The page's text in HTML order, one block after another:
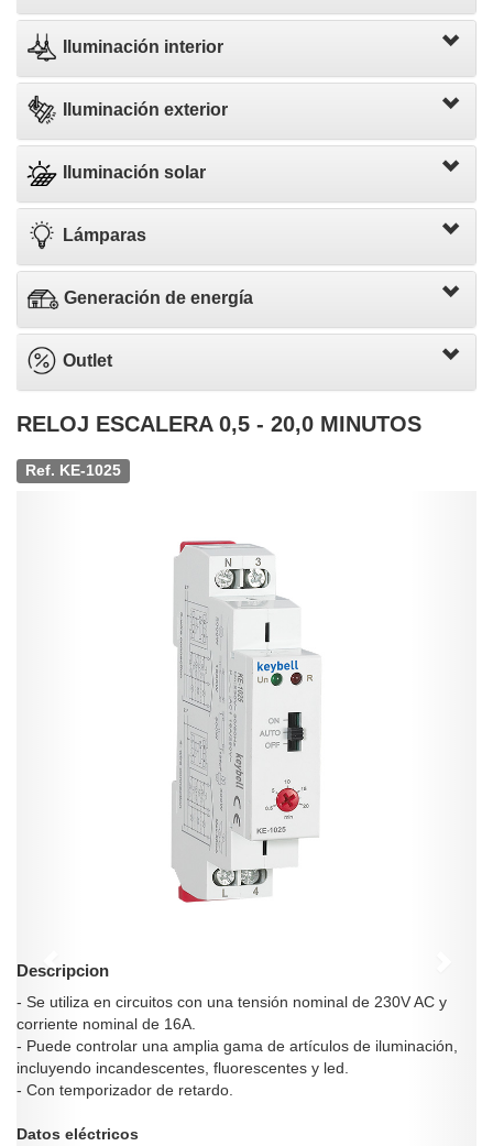
Iluminación interior
Iluminación exterior
Iluminación solar
Lámparas
Generación de energía
Outlet
RELOJ ESCALERA 0,5 - 20,0 MINUTOS
Ref. KE-1025
Descripcion
- Se utiliza en circuitos con una tensión nominal de 230V AC y
corriente nominal de 16A.
- Puede controlar una amplia gama de artículos de iluminación,
incluyendo incandescentes, fluorescentes y led.
- Con temporizador de retardo.
Datos eléctricos